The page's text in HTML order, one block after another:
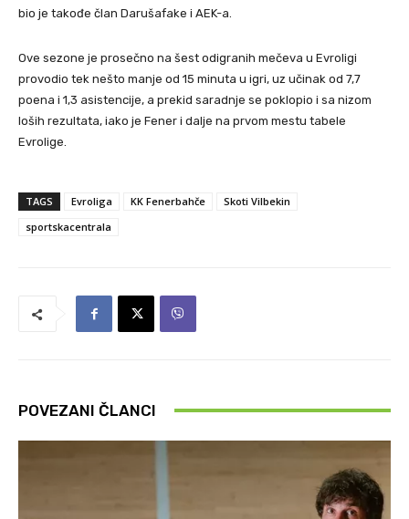
bio je takođe član Darušafake i AEK-a.
Ove sezone je prosečno na šest odigranih mečeva u Evroligi
provodio tek nešto manje od 15 minuta u igri, uz učinak od 7,7
poena i 1,3 asistencije, a prekid saradnje se poklopio i sa nizom
loših rezultata, iako je Fener i dalje na prvom mestu tabele
Evrolige.
TAGS Evroliga KK Fenerbahče
Skoti Vilbekin
sportskacentrala
POVEZANI ČLANCI